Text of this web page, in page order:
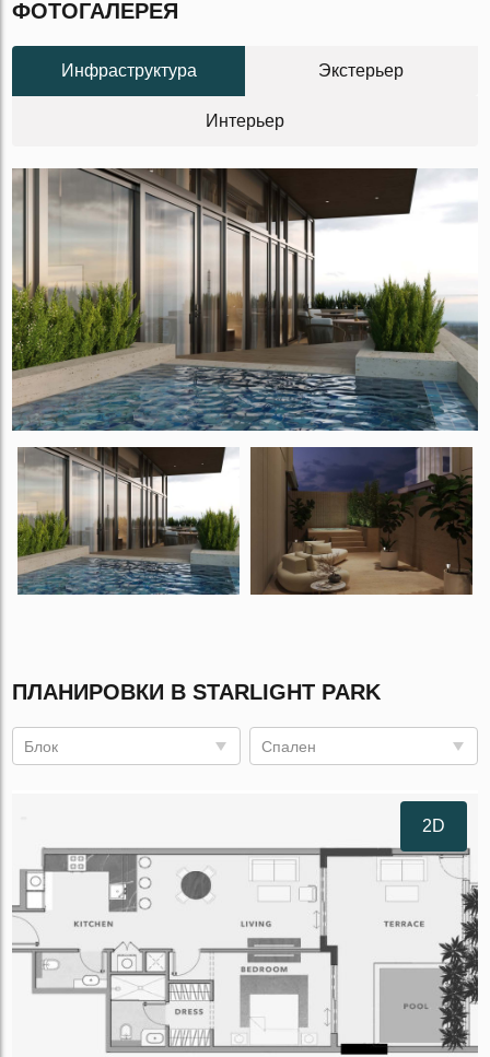
ФОТОГАЛЕРЕЯ
Инфраструктура Экстерьер
Интерьер
ПЛАНИРОВКИ В STARLIGHT PARK
Блок Спален
2D